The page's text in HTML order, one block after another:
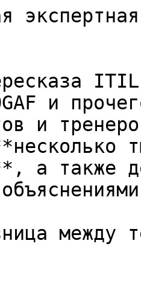
и
и
а также
между